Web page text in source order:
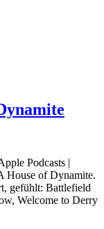
Podcasts |
House of Dynamite.
gefühlt: Battlefield
Welcome to Derry